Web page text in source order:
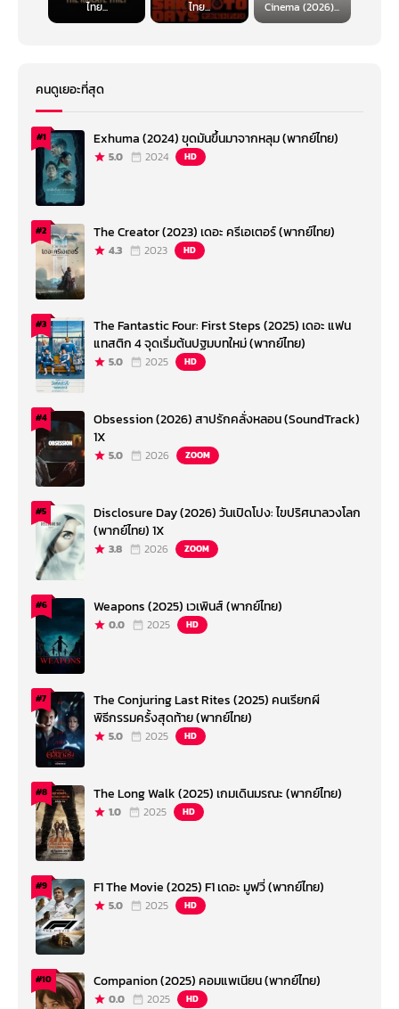
ไทย...
ไทย...
Cinema (2026)...
คนดูเยอะที่สุด
#1 Exhuma (2024) ขุดมันขึ้นมาจากหลุม (พากย์ไทย)
5.0 2024 HD
#2 The Creator (2023) เดอะ ครีเอเตอร์ (พากย์ไทย)
4.3 2023 HD
#3
The Fantastic Four: First Steps (2025) เดอะ แฟน
แทสติก 4 จุดเริ่มต้นปฐมบทใหม่ (พากย์ไทย)
5.0 2025 HD
#4
Obsession (2026) สาปรักคลั่งหลอน (SoundTrack)
1X
5.0 2026 ZOOM
#5
Disclosure Day (2026) วันเปิดโปง: ไขปริศนาลวงโลก
(พากย์ไทย) 1X
3.8 2026 ZOOM
#6 Weapons (2025) เวเพินส์ (พากย์ไทย)
0.0 2025 HD
#7
The Conjuring Last Rites (2025) คนเรียกผี
พิธีกรรมครั้งสุดท้าย (พากย์ไทย)
5.0 2025 HD
#8 The Long Walk (2025) เกมเดินมรณะ (พากย์ไทย)
1.0 2025 HD
#9 F1 The Movie (2025) F1 เดอะ มูฟวี่ (พากย์ไทย)
5.0 2025 HD
#10 Companion (2025) คอมแพเนียน (พากย์ไทย)
0.0 2025 HD